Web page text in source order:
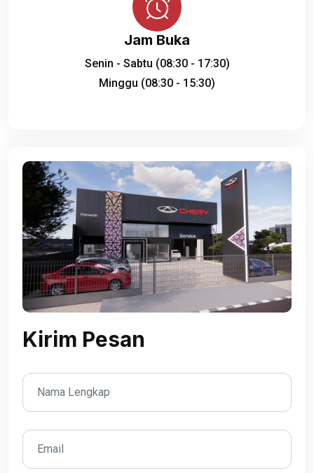
Jam Buka
Senin - Sabtu (08:30 - 17:30)
Minggu (08:30 - 15:30)
Kirim Pesan